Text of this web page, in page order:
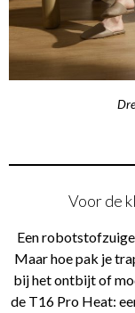
Voor de
Een
Maar hoe pak je
bij het ontbijt of
de T16 Pro Heat: